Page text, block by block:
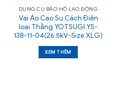
DỤNG CỤ BẢO HỘ LAO ĐỘNG
Vai Áo Cao Su Cách Điện
loại Thẳng YOTSUGI YS-
138-11-04(26.5kV-Size XLG)
XEM THÊM